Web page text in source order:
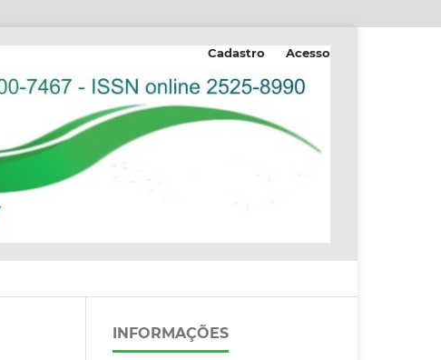
Cadastro Acesso
INFORMAÇÕES